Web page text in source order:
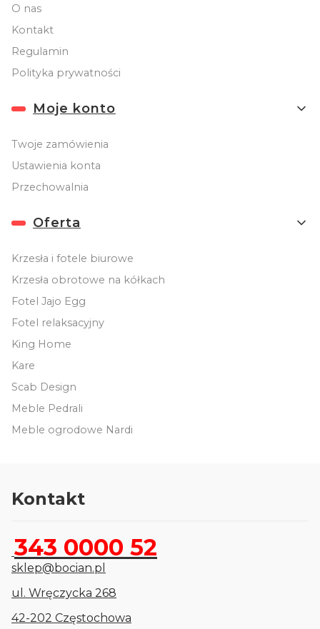
O nas
Kontakt
Regulamin
Polityka prywatności
Moje konto
Twoje zamówienia
Ustawienia konta
Przechowalnia
Oferta
Krzesła i fotele biurowe
Krzesła obrotowe na kółkach
Fotel Jajo Egg
Fotel relaksacyjny
King Home
Kare
Scab Design
Meble Pedrali
Meble ogrodowe Nardi
Kontakt
343 0000 52
sklep@bocian.pl
ul. Wręczycka 268
42-202 Częstochowa